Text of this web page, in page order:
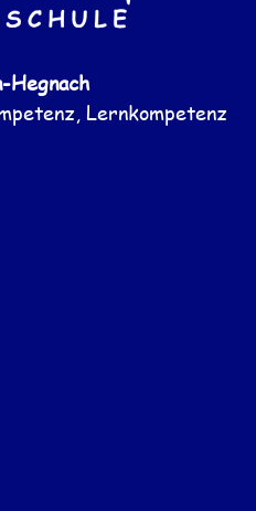
Hegnach
Lernkompetenz